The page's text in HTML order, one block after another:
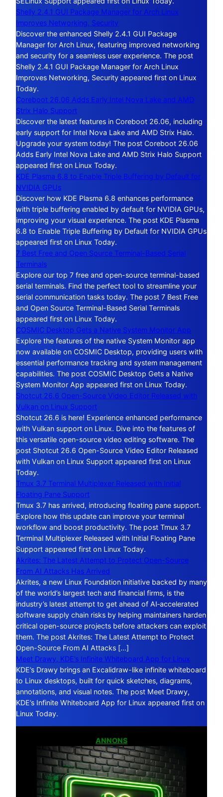
Shelly 2.4.1 GUI Package Manager for Arch Linux
Improves Networking, Security
Discover the enhanced Shelly 2.4.1 GUI Package
Manager for Arch Linux, featuring improved networking
and security for a seamless user experience. The post
Shelly 2.4.1 GUI Package Manager for Arch Linux
Improves Networking, Security appeared first on Linux
Today.
Coreboot 26.06 Adds Early Intel Nova Lake and AMD
Strix Halo Support
Discover the latest features in Coreboot 26.06, including
early support for Intel Nova Lake and AMD Strix Halo.
Upgrade your system today! The post Coreboot 26.06
Adds Early Intel Nova Lake and AMD Strix Halo Support
appeared first on Linux Today.
KDE Plasma 6.8 to Enable Triple Buffering by Default for
NVIDIA GPUs
Discover how KDE Plasma 6.8 enhances performance
with triple buffering enabled by default for NVIDIA GPUs,
improving your visual experience. The post KDE Plasma
6.8 to Enable Triple Buffering by Default for NVIDIA GPUs
appeared first on Linux Today.
7 Best Free and Open Source Terminal-Based Serial
Terminals
Explore our top 7 free and open-source terminal-based
serial terminals. Find the perfect tool to streamline your
serial communication tasks today. The post 7 Best Free
and Open Source Terminal-Based Serial Terminals
appeared first on Linux Today.
COSMIC Desktop Gets a Native System Monitor App
Explore the features of the native System Monitor app
now available on COSMIC Desktop, providing users with
essential performance tracking and system management
capabilities. The post COSMIC Desktop Gets a Native
System Monitor App appeared first on Linux Today.
Shotcut 26.6 Open-Source Video Editor Released with
Vulkan on Linux Support
Shotcut 26.6 is here! Experience enhanced performance
with Vulkan support on Linux. Dive into the features of
this versatile open-source video editing software. The
post Shotcut 26.6 Open-Source Video Editor Released
with Vulkan on Linux Support appeared first on Linux
Today.
Tmux 3.7 Terminal Multiplexer Released with Initial
Floating Pane Support
Tmux 3.7 has arrived, introducing floating pane support.
Explore how this update can improve your terminal
workflow and boost productivity. The post Tmux 3.7
Terminal Multiplexer Released with Initial Floating Pane
Support appeared first on Linux Today.
Akrites: The Latest Attempt to Protect Open-Source
From AI Attacks Has Arrived
Akrites, a new Linux Foundation initiative backed by many
of the world’s largest tech and financial firms, is the
industry’s latest attempt to get ahead of AI‑accelerated
software supply chain risks by helping maintainers harden
critical open-source projects before attackers can exploit
them. The post Akrites: The Latest Attempt to Protect
Open-Source From AI Attacks […]
Meet Drawy, KDE’s Infinite Whiteboard App for Linux
KDE’s Drawy brings an Excalidraw-like infinite whiteboard
to Linux desktops, built for quick sketches, diagrams,
annotations, and visual notes. The post Meet Drawy,
KDE’s Infinite Whiteboard App for Linux appeared first on
Linux Today.
ANNONS